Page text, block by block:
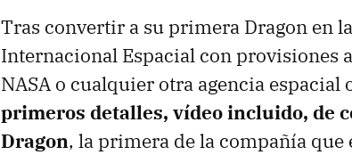
Tras convertir a su primera Dragon en
Internacional Espacial con provisiones
NASA o cualquier otra agencia espacial
primeros detalles, vídeo incluido, de
Dragon, la primera de la compañía